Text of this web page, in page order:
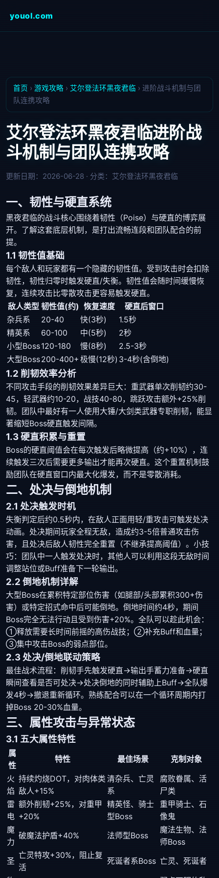
youol.com
首页 › 游戏攻略 › 艾尔登法环黑夜君临 › 进阶战斗机制与团
队连携攻略
艾尔登法环黑夜君临进阶战
斗机制与团队连携攻略
更新日期：2026-06-28 · 分类： 艾尔登法环黑夜君临
一、韧性与硬直系统
黑夜君临的战斗核心围绕着韧性（Poise）与硬直的博弈展
开。了解这套底层机制，是打出流畅连段和团队配合的前
提。
1.1 韧性值基础
每个敌人和玩家都有一个隐藏的韧性值。受到攻击时会扣除
韧性，韧性归零时触发硬直/失衡。韧性值会随时间缓慢恢
复，连续攻击比零散攻击更容易触发硬直。
敌人类型 韧性值(约) 恢复速度
硬直后窗口
杂兵系
20-40 快(3秒)
1.5秒
精英系
60-100 中(5秒)
2秒
小型Boss120-180 慢(8秒)
2.5-3秒
大型Boss200-400+ 极慢(12秒) 3-4秒(含倒地)
1.2 削韧效率分析
不同攻击手段的削韧效果差异巨大：重武器单次削韧约30-
45，轻武器约10-20，战技40-80，跳跃攻击额外+25%削
韧。团队中最好有一人使用大锤/大剑类武器专职削韧，能显
著缩短Boss硬直触发间隔。
1.3 硬直积累与重置
Boss的硬直阈值会在每次触发后略微提高（约+10%），连
续触发三次后需要更多输出才能再次硬直。这个重置机制鼓
励团队在硬直窗口内最大化爆发，而不是零散消耗。
二、处决与倒地机制
2.1 处决触发时机
失衡判定后约0.5秒内，在敌人正面用轻/重攻击可触发处决
动画。处决期间玩家全程无敌，造成约3-5倍普通攻击伤
害，且处决后敌人韧性完全重置（不继承提高阈值）。小技
巧：团队中一人触发处决时，其他人可以利用这段无敌时间
调整站位或Buff准备下一轮输出。
2.2 倒地机制详解
大型Boss在累积特定部位伤害（如腿部/头部累积300+伤
害）或特定招式命中后可能倒地。倒地时间约4秒，期间
Boss完全无法行动且受到伤害+20%。全队可以趁此机会：
①释放需要长时间前摇的高伤战技；②补充Buff和血量；
③集中攻击Boss的弱点部位。
2.3 处决/倒地联动策略
最佳战术流程：削韧手先触发硬直→输出手蓄力准备→硬直
瞬间查看是否可处决→处决倒地的同时辅助上Buff→全队爆
发4秒→撤退重新循环。熟练配合可以在一个循环周期内打
掉Boss 20-30%血量。
三、属性攻击与异常状态
3.1 五大属性特性
属
性
特性 最佳场景
克制对象
火
焰
持续灼烧DOT，对肉体类
敌人+15%
清杂兵、亡灵
系
腐败眷属、活
尸类
雷
电
额外削韧+25%，对重甲
+20%
精英怪、骑士
型Boss
重甲骑士、石
像鬼
魔
力
破魔法护盾+40% 法师型Boss
魔法生物、法
师Boss
圣
亡灵特攻+30%，阻止复
活
死诞者系Boss 亡灵、死诞者